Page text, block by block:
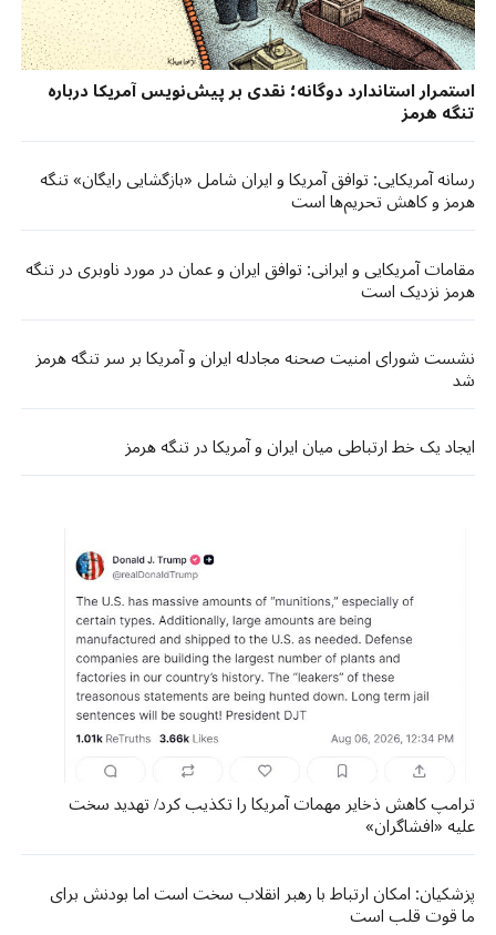
استمرار استاندارد دوگانه؛ نقدی بر پیش‌نویس آمریکا درباره
تنگه هرمز
رسانه آمریکایی: توافق آمریکا و ایران شامل «بازگشایی رایگان» تنگه
هرمز و کاهش تحریم‌ها است
مقامات آمریکایی و ایرانی: توافق ایران و عمان در مورد ناوبری در تنگه
هرمز نزدیک است
نشست شورای امنیت صحنه مجادله ایران و آمریکا بر سر تنگه هرمز
شد
ایجاد یک خط ارتباطی میان ایران و آمریکا در تنگه هرمز
ترامپ کاهش ذخایر مهمات آمریکا را تکذیب کرد/ تهدید سخت
علیه «افشاگران»
پزشکیان: امکان ارتباط با رهبر انقلاب سخت است اما بودنش برای
ما قوت قلب است